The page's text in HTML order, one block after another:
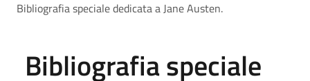
Bibliografia speciale dedicata a Jane Austen.
Bibliografia speciale